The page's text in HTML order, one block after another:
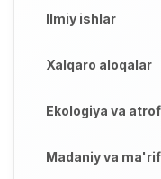
Ilmiy ishlar
Xalqaro aloqalar
Ekologiya va
Madaniy va